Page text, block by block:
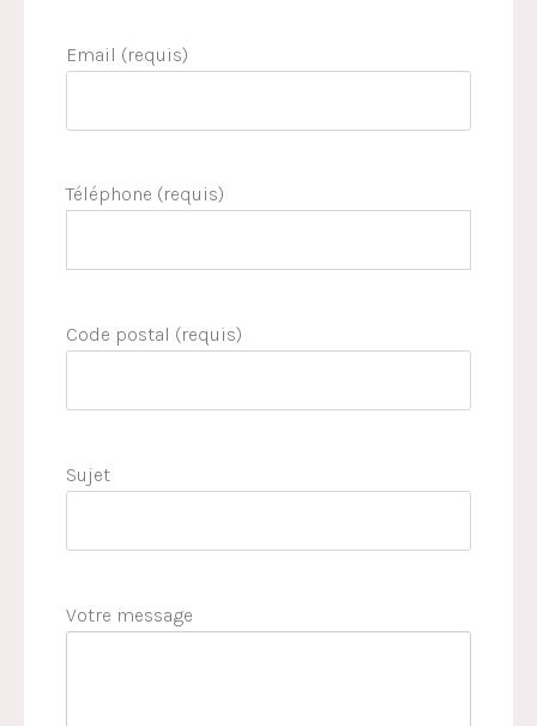
Email (requis)
Téléphone (requis)
Code postal (requis)
Sujet
Votre message